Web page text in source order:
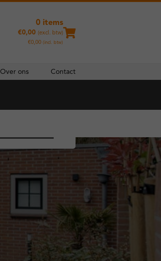
0 items
€0,00 (excl. btw)
€0,00 (incl. btw)
Over ons Contact